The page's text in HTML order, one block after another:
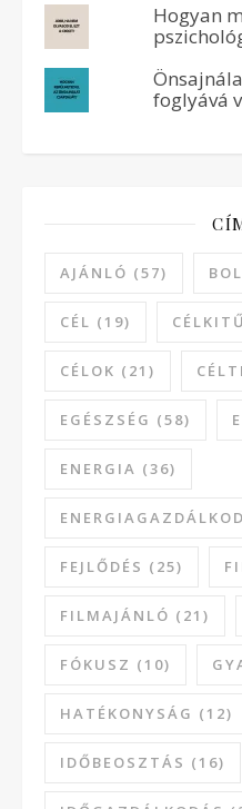
Hogyan
foglyává
AJÁNLÓ (57)
CÉL (19)
CÉLOK (21)
EGÉSZSÉG (58)
ENERGIA (36)
FEJLŐDÉS (25)
FILMAJÁNLÓ (21)
FÓKUSZ (10)
HATÉKONYSÁG (12)
IDŐBEOSZTÁS (16)